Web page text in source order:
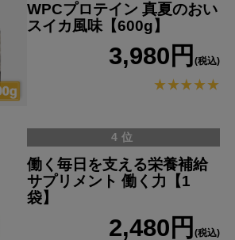
WPCプロテイン 真夏のおい
スイカ風味【600g】
3,980円 (税込)
4位
働く毎日を支える栄養補給
サプリメント 働く力【1
袋】
2,480円 (税込)